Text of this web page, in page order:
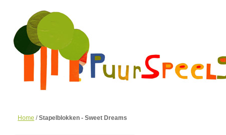
Home /Stapelblokken - Sweet Dreams